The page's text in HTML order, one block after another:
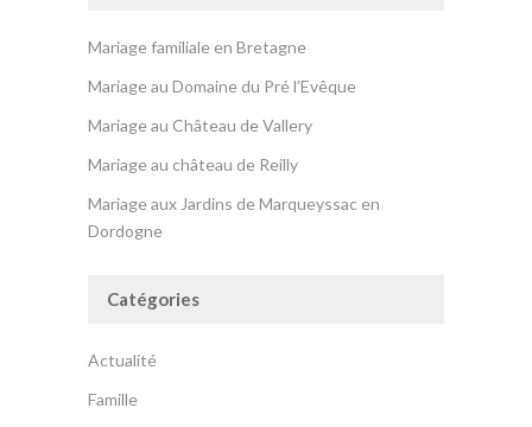
Mariage familiale en Bretagne
Mariage au Domaine du Pré l’Evêque
Mariage au Château de Vallery
Mariage au château de Reilly
Mariage aux Jardins de Marqueyssac en
Dordogne
Catégories
Actualité
Famille